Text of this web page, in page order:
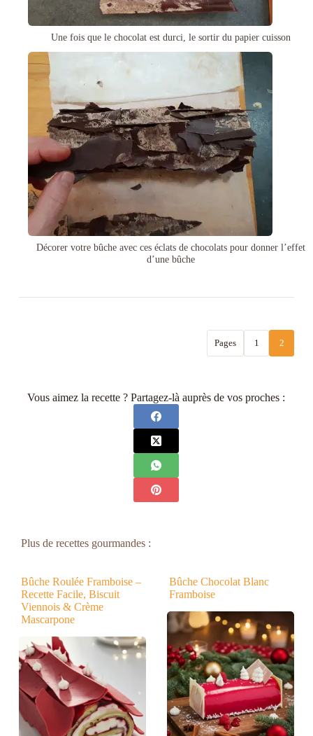
Une fois que le chocolat est durci, le sortir du papier cuisson
Décorer votre bûche avec ces éclats de chocolats pour donner l’effet
d’une bûche
Pages 1 2
Vous aimez la recette ? Partagez-là auprès de vos proches :
Plus de recettes gourmandes :
Bûche Roulée Framboise –
Recette Facile, Biscuit
Viennois & Crème
Mascarpone
Bûche Chocolat Blanc
Framboise